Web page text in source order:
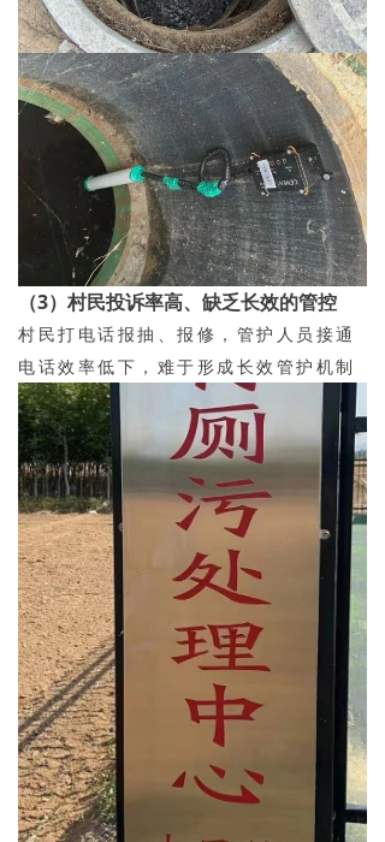
（3）村民投诉率高、缺乏长效的管控
村民打电话报抽、报修，管护人员接通
电话效率低下，难于形成长效管护机制